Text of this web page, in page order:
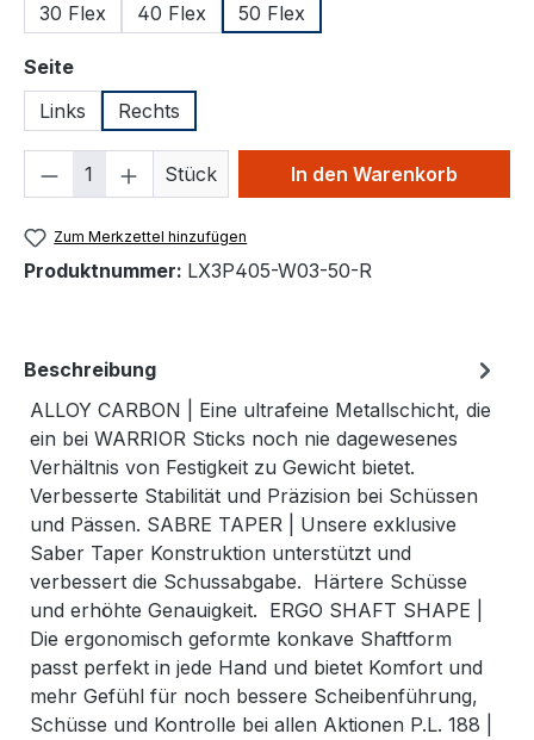
30 Flex
40 Flex 50 Flex
Seiteauswählen
Links
Rechts
Produkt Anzahl: Gib den
Stück In den Warenkorb
Zum Merkzettel hinzufügen
Produktnummer: LX3P405-W03-50-R
Beschreibung
ALLOY CARBON | Eine ultrafeine Metallschicht, die
ein bei WARRIOR Sticks noch nie dagewesenes
Verhältnis von Festigkeit zu Gewicht bietet.
Verbesserte Stabilität und Präzision bei Schüssen
und Pässen. SABRE TAPER | Unsere exklusive
Saber Taper Konstruktion unterstützt und
verbessert die Schussabgabe. Härtere Schüsse
und erhöhte Genauigkeit. ERGO SHAFT SHAPE |
Die ergonomisch geformte konkave Shaftform
passt perfekt in jede Hand und bietet Komfort und
mehr Gefühl für noch bessere Scheibenführung,
Schüsse und Kontrolle bei allen Aktionen P.L. 188 |